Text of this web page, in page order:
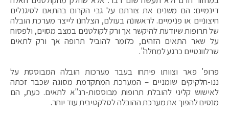
דינמיים: הם משנים את צורתם על גבי הקרום בהתאם לסיגנלים
חיצוניים או פנימיים. לראשונה בעולם, הצלחנו לייצר מערכת הובלה
של תרופות שיודעת להיקשר אך ורק לקולטנים במצב מסוים, ולפסוח
על שאר התאים הזהים, כלומר להוביל תרופה אך ורק לתאים
שרלוונטיים כרגע למחלה".
פרופ' פאר וצוותו פיתחו בעבר מערכות הובלה המבוססת על
ננו-חלקיקים שומניים – המערכת המתקדמת מסוגה שכבר זכתה
לאישוש קליני להובלת תרופות מבוססות-רנ"א לתאים. כעת, הם
מנסים להפוך את מערכת ההובלה לסלקטיבית עוד יותר.